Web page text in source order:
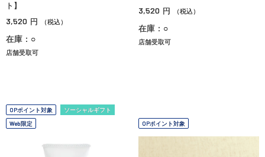
ト】
3,520 円 （税込）
在庫：○
店舗受取可
3,520 円 （税込）
在庫：○
店舗受取可
OPポイント対象
ソーシャルギフト
Web限定
OPポイント対象